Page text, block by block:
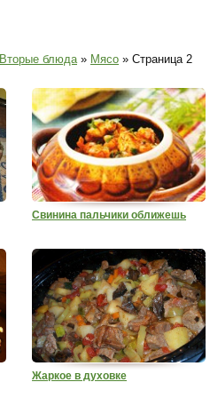
Вторые блюда» Мясо » Страница 2
Свинина пальчики оближешь
Жаркое в духовке